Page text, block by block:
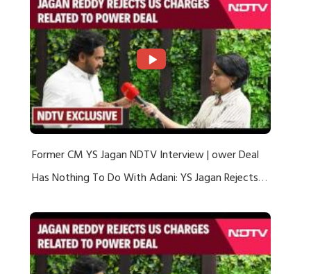
Former CM YS Jagan NDTV Interview | ower Deal
Has Nothing To Do With Adani: YS Jagan Rejects